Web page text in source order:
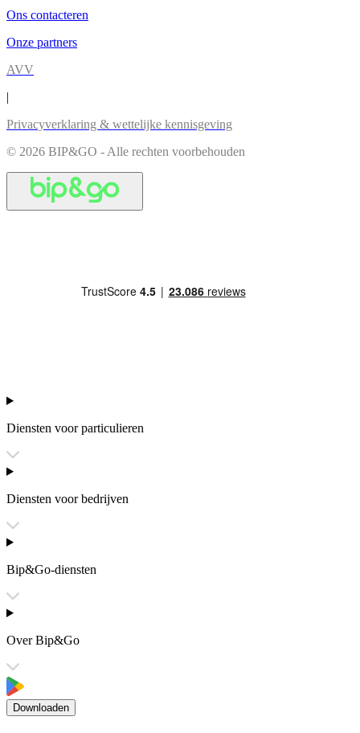
Ons contacteren
Onze partners
AVV
|
Privacyverklaring & wettelijke kennisgeving
© 2026 BIP&GO - Alle rechten voorbehouden
Diensten voor particulieren
Diensten voor bedrijven
Bip&Go-diensten
Over Bip&Go
Downloaden